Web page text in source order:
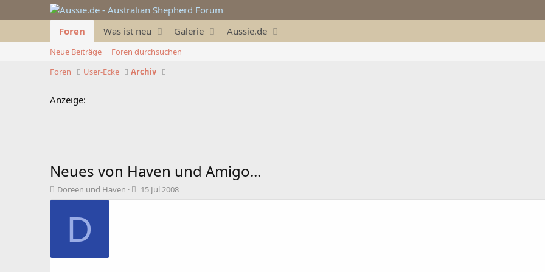
Foren Was ist neu Galerie Aussie.de
Neue Beiträge
Foren durchsuchen
Foren
User-Ecke Archiv
Anzeige:
Neues von Haven und Amigo...
T
h
Doreen und Haven
B
e
15 Jul 2008
D